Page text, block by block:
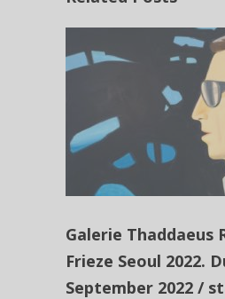
Galerie Thaddaeus
Frieze Seoul 2022.
September 2022 /